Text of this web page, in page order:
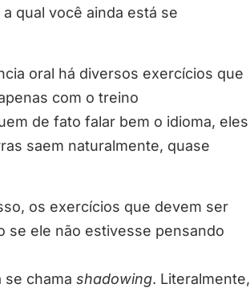
qual você ainda está se
oral há diversos exercícios que
com o treino
de fato falar bem o idioma, eles
saem naturalmente, quase
os exercícios que devem ser
se ele não estivesse pensando
se chama shadowing. Literalmente,